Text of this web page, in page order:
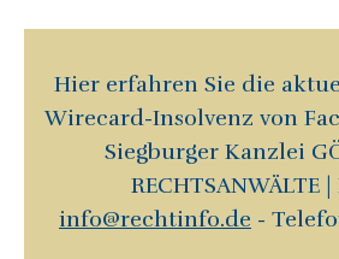
Hier erfahren Sie die
Wirecard-Insolvenz von
Siegburger Kanzlei
RECHTSANWÄLTE
info@rechtinfo.de -